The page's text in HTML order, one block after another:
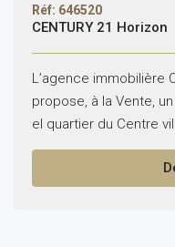
Réf: 646520
CENTURY 21 Horizon
L’agence immobilière
propose, à la Vente,
el quartier du Centre
120M² avec une